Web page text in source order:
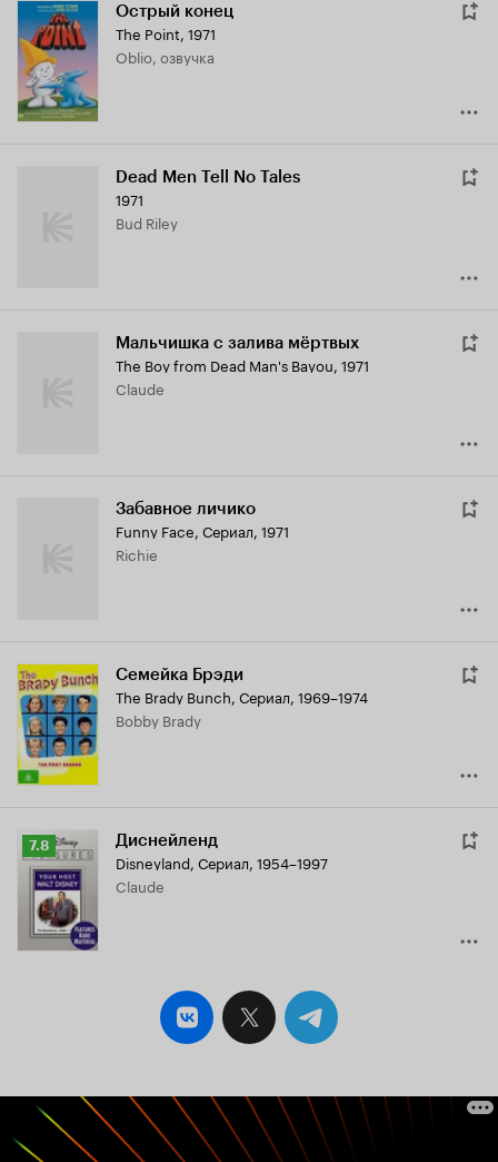
Острый конец
The Point, 1971
Oblio, озвучка
Dead Men Tell No Tales
1971
Bud Riley
Мальчишка с залива мёртвых
The Boy from Dead Man's Bayou, 1971
Claude
Забавное личико
Funny Face, Сериал, 1971
Richie
Семейка Брэди
The Brady Bunch, Сериал, 1969–1974
Bobby Brady
Рейтинг
Кинопоиска
7.8
7.8 Диснейленд
Disneyland, Сериал, 1954–1997
Claude